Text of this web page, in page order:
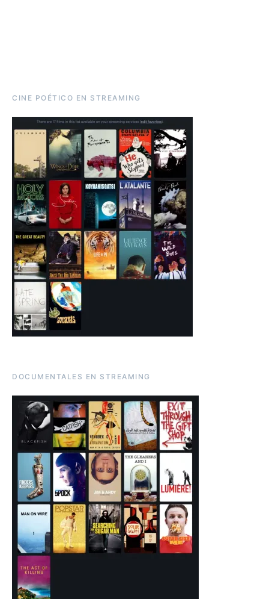
CINE POÉTICO EN STREAMING
DOCUMENTALES EN STREAMING